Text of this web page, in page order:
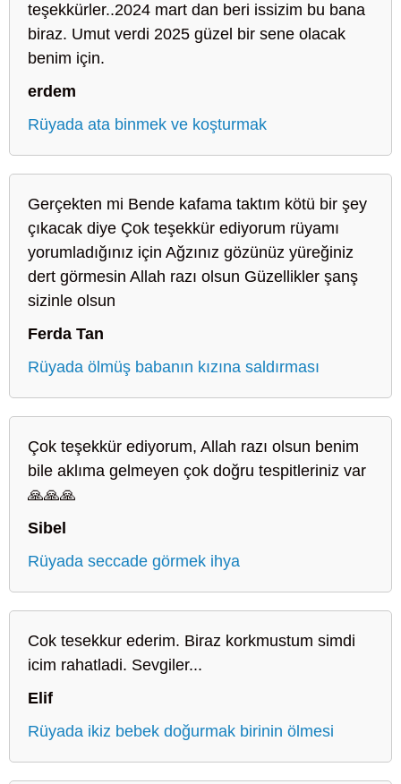
teşekkürler..2024 mart dan beri issizim bu bana
biraz. Umut verdi 2025 güzel bir sene olacak
benim için.
erdem
Rüyada ata binmek ve koşturmak
Gerçekten mi Bende kafama taktım kötü bir şey
çıkacak diye Çok teşekkür ediyorum rüyamı
yorumladığınız için Ağzınız gözünüz yüreğiniz
dert görmesin Allah razı olsun Güzellikler şanş
sizinle olsun
Ferda Tan
Rüyada ölmüş babanın kızına saldırması
Çok teşekkür ediyorum, Allah razı olsun benim
bile aklıma gelmeyen çok doğru tespitleriniz var
🙏🙏🙏
Sibel
Rüyada seccade görmek ihya
Cok tesekkur ederim. Biraz korkmustum simdi
icim rahatladi. Sevgiler...
Elif
Rüyada ikiz bebek doğurmak birinin ölmesi